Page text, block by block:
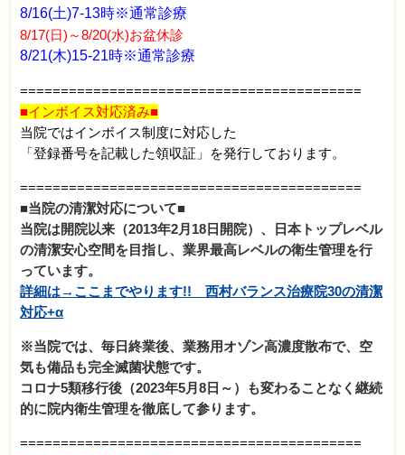
8/16(土)7-13時※通常診療
8/17(日)～8/20(水)お盆休診
8/21(木)15-21時※通常診療
==========================================
■インボイス対応済み■
当院ではインボイス制度に対応した
「登録番号を記載した領収証」を発行しております。
==========================================
■当院の清潔対応について■
当院は開院以来（2013年2月18日開院）、日本トップレベル
の清潔安心空間を目指し、業界最高レベルの衛生管理を行
っています。
詳細は→ここまでやります!! 西村バランス治療院30の清潔
対応+α
※当院では、毎日終業後、業務用オゾン高濃度散布で、空
気も備品も完全滅菌状態です。
コロナ5類移行後（2023年5月8日～）も変わることなく継続
的に院内衛生管理を徹底して参ります。
==========================================